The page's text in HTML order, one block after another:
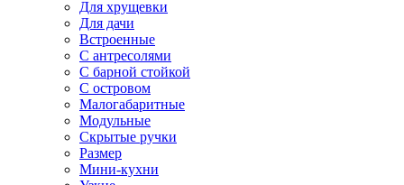
Для хрущевки
Для дачи
Встроенные
С антресолями
С барной стойкой
С островом
Малогабаритные
Модульные
Скрытые ручки
Размер
Мини-кухни